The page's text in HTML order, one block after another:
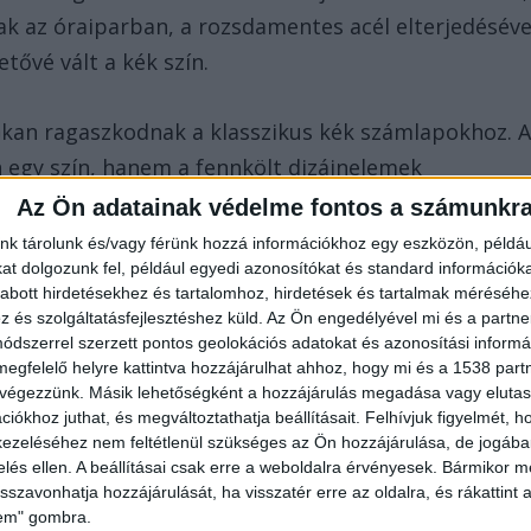
Az Ön adatainak védelme fontos a
tárolunk és/vagy férünk hozzá információkhoz egy eszközön,
dolgozunk fel, például egyedi azonosítókat és standard
hirdetésekhez és tartalomhoz, hirdetések és tartalmak
és szolgáltatásfejlesztéshez küld. Az Ön engedélyével mi és a
szerzett pontos geolokációs adatokat és azonosítási
helyre kattintva hozzájárulhat ahhoz, hogy mi és a 1538
Másik lehetőségként a hozzájárulás megadása vagy
juthat, és megváltoztathatja beállításait. Felhívjuk figyelmét,
nem feltétlenül szükséges az Ön hozzájárulása, de
ellen. A beállításai csak erre a weboldalra érvényesek. Bármikor
hozzájárulását, ha visszatér erre az oldalra, és rákattint
gombra.
az óraiparban, a rozsdamentes acél
vált a kék szín.
ragaszkodnak a klasszikus kék számlapokhoz. A
szín, hanem a fennkölt dizájnelemek
sugall.
meghatározóvá az óradivatban? Az
szorosan összefonódott a divattal. A kék órák,
találkozását tükrözik, tökéletesen illeszkednek
már elérhetők a különböző árkategóriákban,